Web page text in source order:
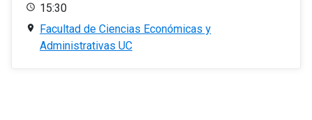
15:30
Facultad de Ciencias Económicas y
Administrativas UC